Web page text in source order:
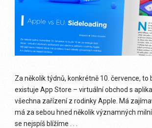
Za několik týdnů, konkrétně 10. července, to
existuje App Store – virtuální obchod s
všechna zařízení z rodinky Apple. Má
má za sebou hned několik významných
se nejspíš blížíme . . .